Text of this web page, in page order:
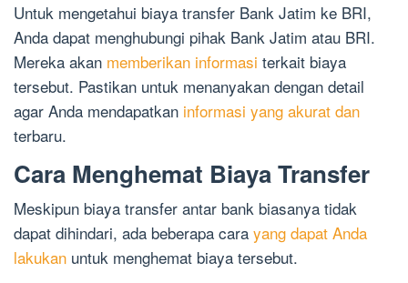
Untuk mengetahui biaya transfer Bank Jatim ke BRI,
Anda dapat menghubungi pihak Bank Jatim atau BRI.
Mereka akan memberikan informasi terkait biaya
tersebut. Pastikan untuk menanyakan dengan detail
agar Anda mendapatkan informasi yang akurat dan
terbaru.
Cara Menghemat Biaya Transfer
Meskipun biaya transfer antar bank biasanya tidak
dapat dihindari, ada beberapa cara yang dapat Anda
lakukan untuk menghemat biaya tersebut.